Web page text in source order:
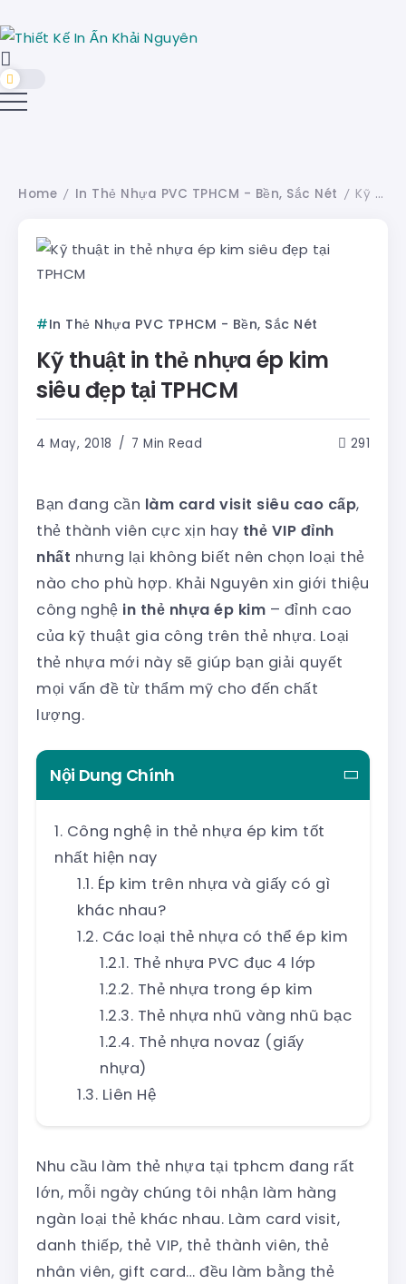
Home / In Thẻ Nhựa PVC TPHCM - Bền, Sắc Nét / Kỹ thuật in thẻ nhựa ép kim siêu đẹp tại TPHCM
In Thẻ Nhựa PVC TPHCM - Bền, Sắc Nét
Kỹ thuật in thẻ nhựa ép kim
siêu đẹp tại TPHCM
4 May, 2018 7 Min Read 291
Bạn đang cần làm card visit siêu cao cấp,
thẻ thành viên cực xịn hay thẻ VIP đỉnh
nhất nhưng lại không biết nên chọn loại thẻ
nào cho phù hợp. Khải Nguyên xin giới thiệu
công nghệ in thẻ nhựa ép kim – đỉnh cao
của kỹ thuật gia công trên thẻ nhựa. Loại
thẻ nhựa mới này sẽ giúp bạn giải quyết
mọi vấn đề từ thẩm mỹ cho đến chất
lượng.
Nội Dung Chính
Công nghệ in thẻ nhựa ép kim tốt
nhất hiện nay
Ép kim trên nhựa và giấy có gì
khác nhau?
Các loại thẻ nhựa có thể ép kim
Thẻ nhựa PVC đục 4 lớp
Thẻ nhựa trong ép kim
Thẻ nhựa nhũ vàng nhũ bạc
Thẻ nhựa novaz (giấy
nhựa)
Liên Hệ
Nhu cầu làm thẻ nhựa tại tphcm đang rất
lớn, mỗi ngày chúng tôi nhận làm hàng
ngàn loại thẻ khác nhau. Làm card visit,
danh thiếp, thẻ VIP, thẻ thành viên, thẻ
nhân viên, gift card… đều làm bằng thẻ